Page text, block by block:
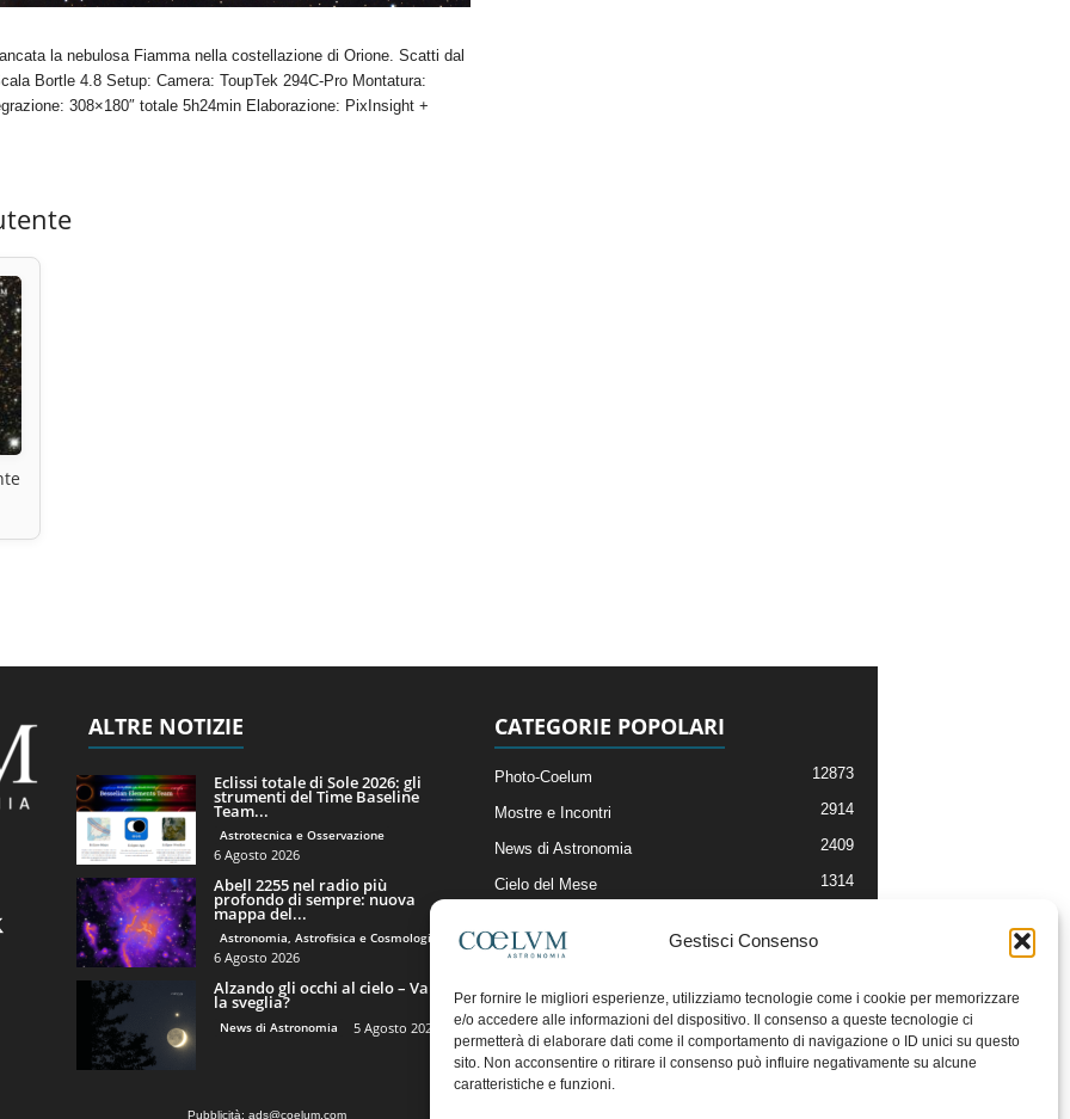
Gestisci Consenso
Per fornire le migliori esperienze, utilizziamo tecnologie come i cookie per memorizzare
e/o accedere alle informazioni del dispositivo. Il consenso a queste tecnologie ci
permetterà di elaborare dati come il comportamento di navigazione o ID unici su questo
sito. Non acconsentire o ritirare il consenso può influire negativamente su alcune
caratteristiche e funzioni.
la nebulosa Fiamma nella costellazione di Orione. Scatti dal
Bortle 4.8 Setup: Camera: ToupTek 294C-Pro Montatura:
308×180″ totale 5h24min Elaborazione: PixInsight +
ALTRE NOTIZIE
Eclissi totale di Sole 2026: gli
strumenti del Time Baseline
Team...
Astrotecnica e Osservazione
6 Agosto 2026
Abell 2255 nel radio più
profondo di sempre: nuova
mappa del...
Astronomia, Astrofisica e Cosmologia
6 Agosto 2026
Alzando gli occhi al cielo – Vale
la sveglia?
News di Astronomia 5 Agosto 2026
CATEGORIE POPOLARI
Photo-Coelum 12873
Mostre e Incontri 2914
News di Astronomia 2409
Cielo del Mese 1314
Articoli e Risorse On-Line
Il Blog della Redazione
Pubblicità: ads@coelum.com